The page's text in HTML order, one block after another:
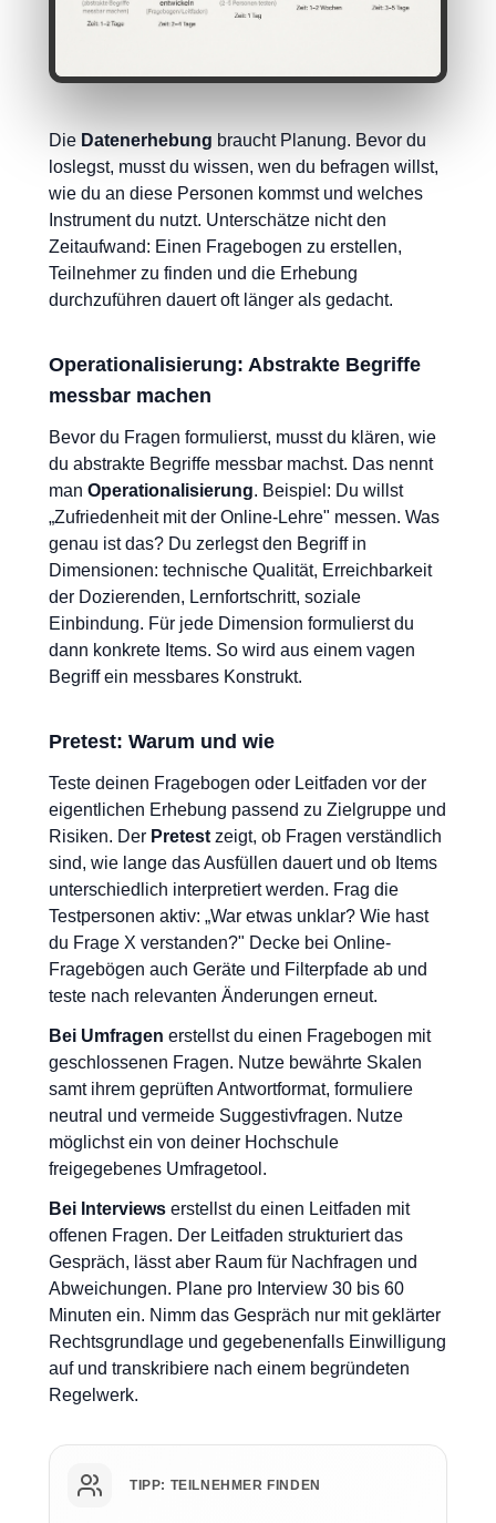
Die Datenerhebung braucht Planung. Bevor du
loslegst, musst du wissen, wen du befragen willst,
wie du an diese Personen kommst und welches
Instrument du nutzt. Unterschätze nicht den
Zeitaufwand: Einen Fragebogen zu erstellen,
Teilnehmer zu finden und die Erhebung
durchzuführen dauert oft länger als gedacht.
Operationalisierung: Abstrakte Begriffe
messbar machen
Bevor du Fragen formulierst, musst du klären, wie
du abstrakte Begriffe messbar machst. Das nennt
man Operationalisierung. Beispiel: Du willst
„Zufriedenheit mit der Online-Lehre" messen. Was
genau ist das? Du zerlegst den Begriff in
Dimensionen: technische Qualität, Erreichbarkeit
der Dozierenden, Lernfortschritt, soziale
Einbindung. Für jede Dimension formulierst du
dann konkrete Items. So wird aus einem vagen
Begriff ein messbares Konstrukt.
Pretest: Warum und wie
Teste deinen Fragebogen oder Leitfaden vor der
eigentlichen Erhebung passend zu Zielgruppe und
Risiken. Der Pretest zeigt, ob Fragen verständlich
sind, wie lange das Ausfüllen dauert und ob Items
unterschiedlich interpretiert werden. Frag die
Testpersonen aktiv: „War etwas unklar? Wie hast
du Frage X verstanden?" Decke bei Online-
Fragebögen auch Geräte und Filterpfade ab und
teste nach relevanten Änderungen erneut.
Bei Umfragen erstellst du einen Fragebogen mit
geschlossenen Fragen. Nutze bewährte Skalen
samt ihrem geprüften Antwortformat, formuliere
neutral und vermeide Suggestivfragen. Nutze
möglichst ein von deiner Hochschule
freigegebenes Umfragetool.
Bei Interviews erstellst du einen Leitfaden mit
offenen Fragen. Der Leitfaden strukturiert das
Gespräch, lässt aber Raum für Nachfragen und
Abweichungen. Plane pro Interview 30 bis 60
Minuten ein. Nimm das Gespräch nur mit geklärter
Rechtsgrundlage und gegebenenfalls Einwilligung
auf und transkribiere nach einem begründeten
Regelwerk.
TIPP: TEILNEHMER FINDEN